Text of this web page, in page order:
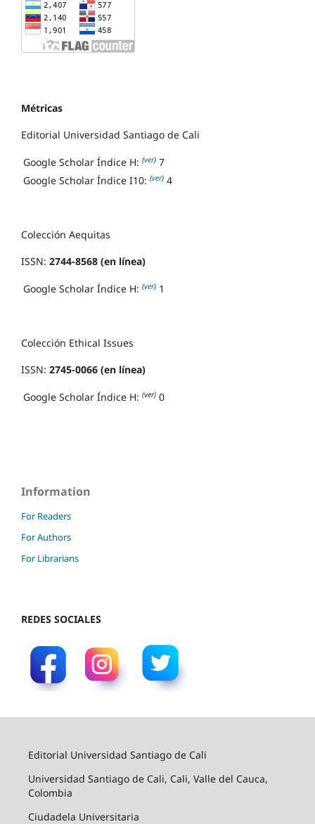
Métricas
Editorial Universidad Santiago de Cali
Google Scholar Índice H: (ver) 7
Google Scholar Índice I10: (ver) 4
Colección Aequitas
ISSN: 2744-8568 (en línea)
Google Scholar Índice H: (ver) 1
Colección Ethical Issues
ISSN: 2745-0066 (en línea)
Google Scholar Índice H: (ver) 0
Information
For Readers
For Authors
For Librarians
REDES SOCIALES
Editorial Universidad Santiago de Cali
Universidad Santiago de Cali, Cali, Valle del Cauca,
Colombia
Ciudadela Universitaria